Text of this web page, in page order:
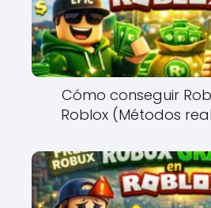
Cómo conseguir
Roblox (Métodos